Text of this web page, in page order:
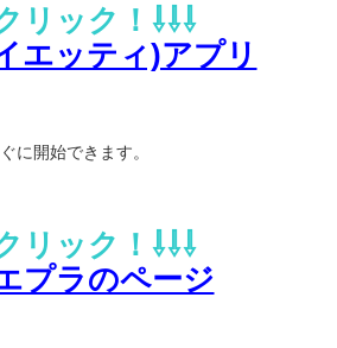
リック！⇩⇩⇩
エッティ)アプリ
に開始できます。
リック！⇩⇩⇩
プラのページ